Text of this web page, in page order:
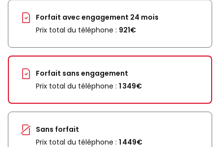
Forfait avec engagement 24 mois
Prix total du téléphone : 921€
Forfait sans engagement
Prix total du téléphone : 1 349€
Sans forfait
Prix total du téléphone : 1 449€